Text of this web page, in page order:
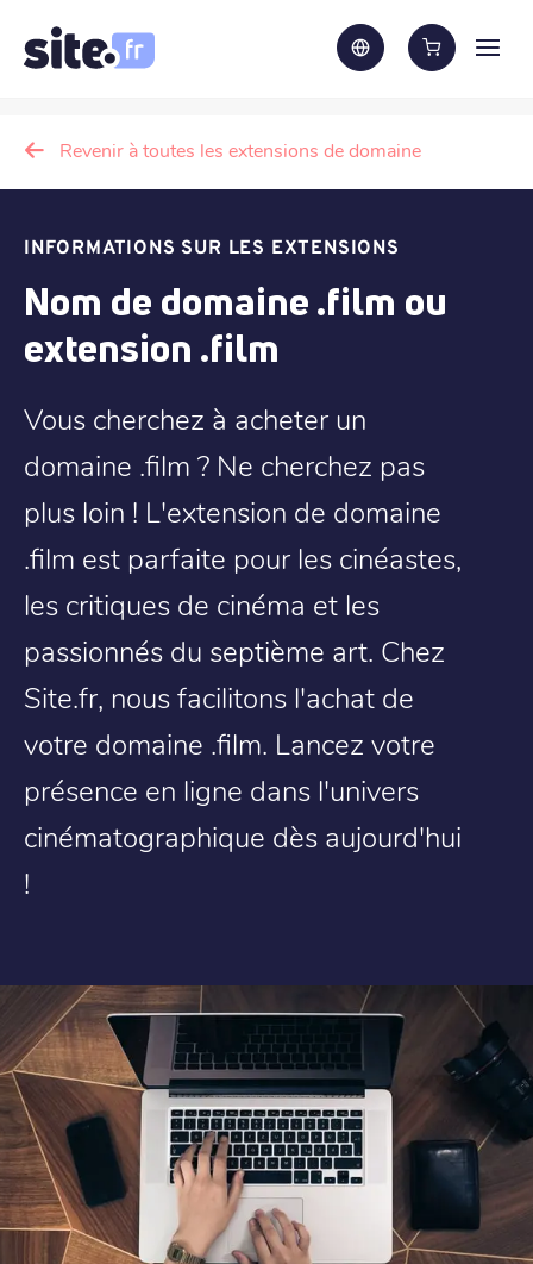
Revenir à toutes les extensions de domaine
INFORMATIONS SUR LES EXTENSIONS
Nom de domaine .film ou
extension .film
Vous cherchez à acheter un
domaine .film ? Ne cherchez pas
plus loin ! L'extension de domaine
.film est parfaite pour les cinéastes,
les critiques de cinéma et les
passionnés du septième art. Chez
Site.fr, nous facilitons l'achat de
votre domaine .film. Lancez votre
présence en ligne dans l'univers
cinématographique dès aujourd'hui
!